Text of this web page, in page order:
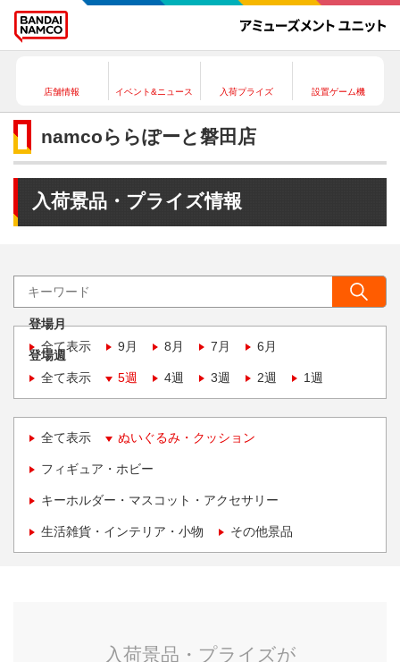
店舗情報 イベント&ニュース 入荷プライズ 設置ゲーム機
namcoららぽーと磐田店
入荷景品・プライズ情報
登場月
全て表示
9月 8月 7月 6月
登場週
全て表示
5週 4週 3週 2週 1週
全て表示 ぬいぐるみ・クッション
フィギュア・ホビー
キーホルダー・マスコット・アクセサリー
生活雑貨・インテリア・小物 その他景品